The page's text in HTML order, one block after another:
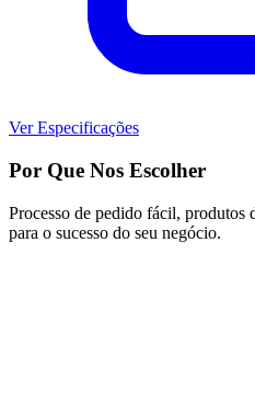
Ver Especificações
Por Que Nos Escolher
Processo de pedido fácil, produtos
para o sucesso do seu negócio.